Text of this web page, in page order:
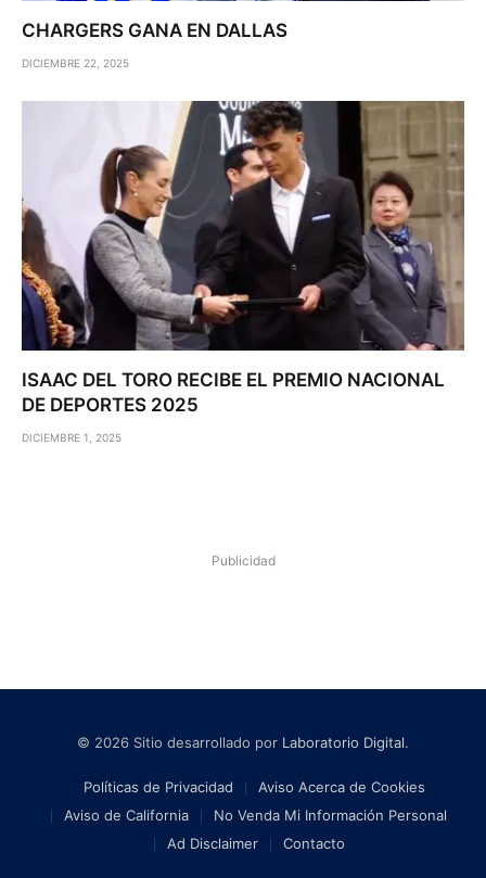
CHARGERS GANA EN DALLAS
DICIEMBRE 22, 2025
ISAAC DEL TORO RECIBE EL PREMIO NACIONAL
DE DEPORTES 2025
DICIEMBRE 1, 2025
Publicidad
© 2026 Sitio desarrollado por Laboratorio Digital.
Políticas de Privacidad
Aviso Acerca de Cookies
Aviso de California
No Venda Mi Información Personal
Ad Disclaimer
Contacto